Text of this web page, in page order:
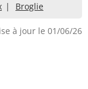
Broglie
à jour le 01/06/26